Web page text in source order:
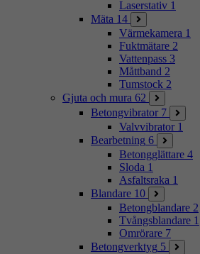
Laserstativ 1
Mäta 14
Värmekamera 1
Fuktmätare 2
Vattenpass 3
Måttband 2
Tumstock 2
Gjuta och mura 62
Betongvibrator 7
Valvvibrator 1
Bearbetning 6
Betongglättare 4
Sloda 1
Asfaltsraka 1
Blandare 10
Betongblandare 2
Tvångsblandare 1
Omrörare 7
Betongverktyg 5